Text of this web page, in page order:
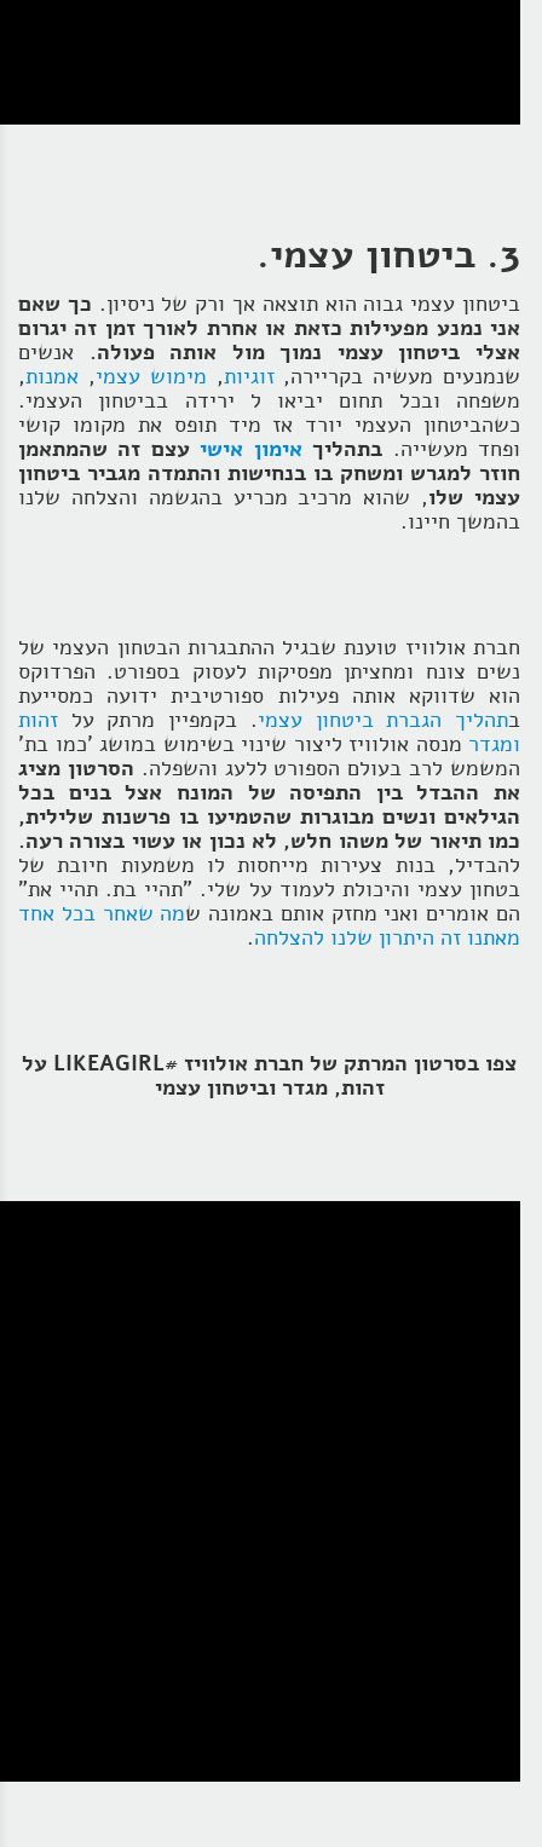
3. ביטחון עצמי.
ביטחון עצמי גבוה הוא תוצאה אך ורק של ניסיון. כך שאם
אני נמנע מפעילות כזאת או אחרת לאורך זמן זה יגרום
אצלי ביטחון עצמי נמוך מול אותה פעולה.
אנשים
שנמנעים מעשיה בקריירה,זוגיות, מימוש עצמי, אמנות,
משפחה ובכל תחום יביאו ל ירידה בביטחון העצמי.
כשהביטחון העצמי יורד אז מיד תופס את מקומו קושי
ופחד מעשייה. בתהליך אימון אישיעצם זה שהמתאמן
חוזר למגרש ומשחק בו בנחישות והתמדה מגביר ביטחון
עצמי שלו, שהוא מרכיב מכריע בהגשמה והצלחה שלנו
בהמשך חיינו.
חברת אולוויז טוענת שבגיל ההתבגרות הבטחון העצמי של
נשים צונח ומחציתן מפסיקות לעסוק בספורט. הפרדוקס
הוא שדווקא אותה פעילות ספורטיבית ידועה כמסייעת
בתהליך הגברת ביטחון עצמי. בקמפיין מרתק על זהות
ומגדר מנסה אולוויז ליצור שינוי בשימוש במושג 'כמו בת'
המשמש לרב בעולם הספורט ללעג והשפלה. הסרטון מציג
את ההבדל בין התפיסה של המונח אצל בנים בכל
הגילאים ונשים מבוגרות שהטמיעו בו פרשנות שלילית,
כמו תיאור של משהו חלש, לא נכון או עשוי בצורה רעה.
להבדיל, בנות צעירות מייחסות לו משמעות חיובת של
בטחון עצמי והיכולת לעמוד על שלי. "תהיי בת. תהיי את"
הם אומרים ואני מחזק אותם באמונה שמה שאחר בכל אחד
מאתנו זה היתרון שלנו להצלחה.
צפו בסרטון המרתק של חברת אולוויז #LIKEAGIRL על
זהות, מגדר וביטחון עצמי